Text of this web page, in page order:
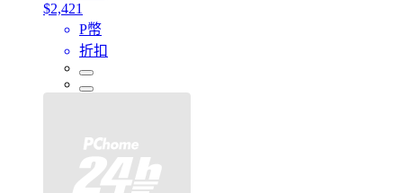
$2,421
P幣
折扣